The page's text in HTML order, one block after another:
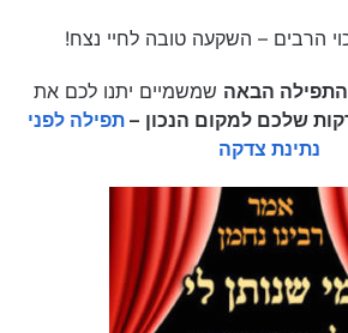
הרבים – השקעה טובה לחיי נצח!
הבאה שמשמיים יתנו לכם את
שלכם למקום הנכון –תפילה לפני
נתינת צדקה